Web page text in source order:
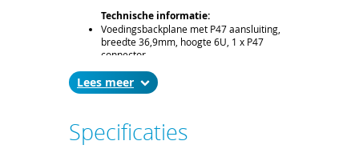
Technische informatie:
Voedingsbackplane met P47 aansluiting,
breedte 36,9mm, hoogte 6U, 1 x P47
connector.
Leveringsomvang:
Voedingsbackplane met één P47
AC kabelboom kit.
Lees
Specificaties